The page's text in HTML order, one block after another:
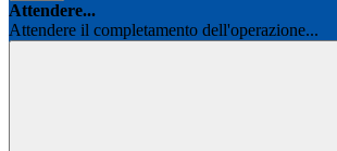
Attendere...
Attendere il completamento dell'operazione...